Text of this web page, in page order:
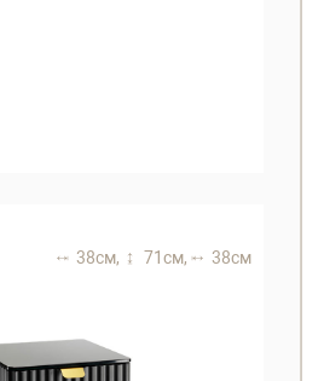
38 см, 71 см, 38 см